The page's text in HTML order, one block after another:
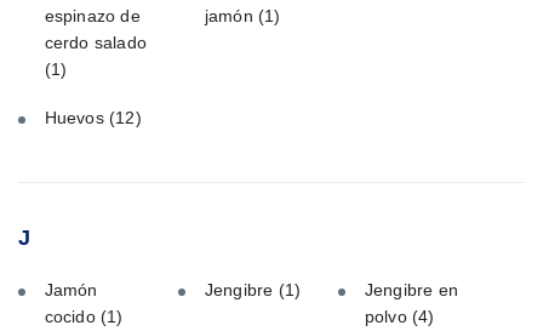
espinazo de
cerdo salado
(1)
jamón (1)
Huevos (12)
J
Jamón
cocido (1)
Jengibre (1)
Jengibre en
polvo(4)